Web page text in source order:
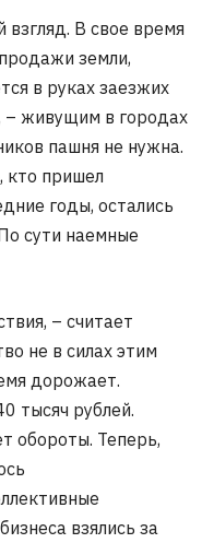
взгляд. В свое время
земли,
в руках заезжих
– живущим в городах
пашня не нужна.
кто пришел
годы, остались
сути наемные
– считает
не в силах этим
дорожает.
тысяч рублей.
обороты. Теперь,
взялись за